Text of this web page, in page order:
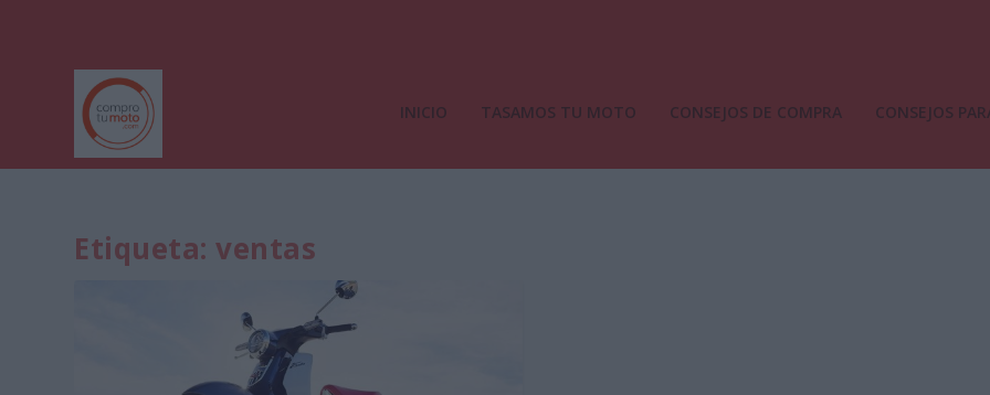
INICIO TASAMOS TU MOTO CONSEJOS DE COMPRA CONSEJOS
Etiqueta:ventas